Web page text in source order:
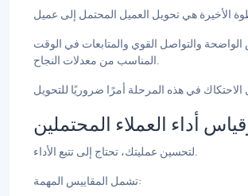
والتواصل القوي والمتابعات في الوقت
المناسب من معدلات النجاح.
أداء العملاء المحتملين
لتحسين عمليتك، تحتاج إلى تتبع الأداء.
تشمل المقاييس المهمة: